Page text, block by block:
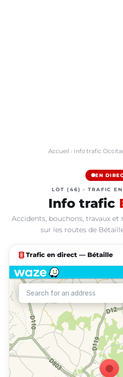
Accueil › Info trafic
EN
LOT (46) · TRAFIC
Info trafic
Accidents, bouchons, travaux
sur les routes de
traffic Trafic en direct — Bétaille